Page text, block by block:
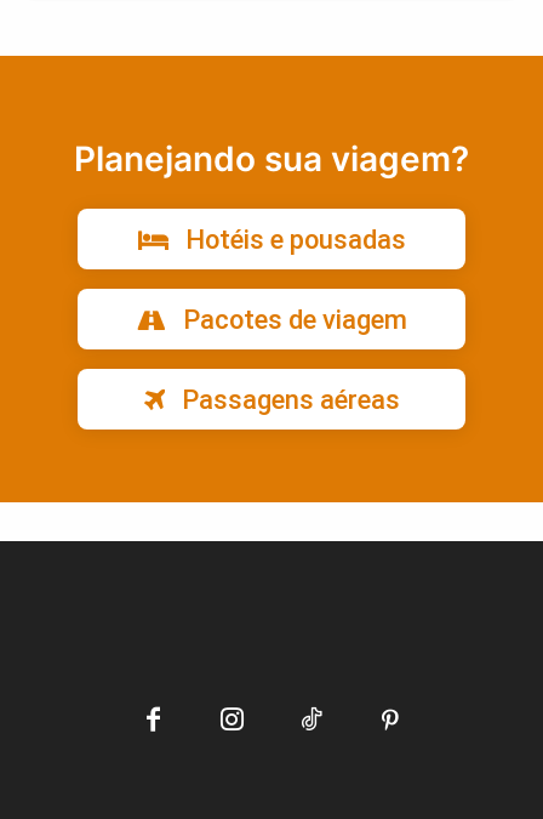
Planejando sua viagem?
Hotéis e pousadas
Pacotes de viagem
Passagens aéreas